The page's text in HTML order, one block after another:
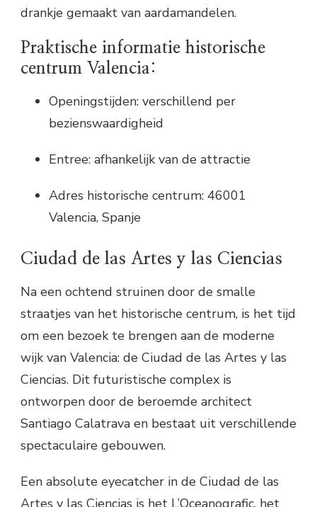
drankje gemaakt van aardamandelen.
Praktische informatie historische
centrum Valencia:
Openingstijden: verschillend per
bezienswaardigheid
Entree: afhankelijk van de attractie
Adres historische centrum: 46001
Valencia, Spanje
Ciudad de las Artes y las Ciencias
Na een ochtend struinen door de smalle
straatjes van het historische centrum, is het tijd
om een bezoek te brengen aan de moderne
wijk van Valencia: de Ciudad de las Artes y las
Ciencias. Dit futuristische complex is
ontworpen door de beroemde architect
Santiago Calatrava en bestaat uit verschillende
spectaculaire gebouwen.
Een absolute eyecatcher in de Ciudad de las
Artes y las Ciencias is het L’Oceanografic, het